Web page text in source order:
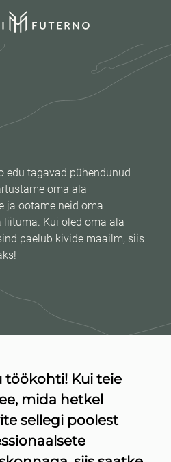
edu tagavad pühendunud
oma ala
ja ootame neid oma
liituma. Kui oled oma ala
paelub kivide maailm, siis
töökohti! Kui teie
mida hetkel
sellegi poolest